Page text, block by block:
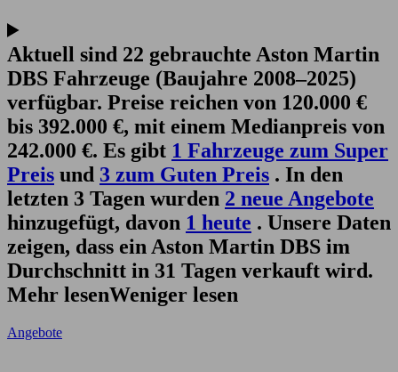
Aktuell sind 22 gebrauchte Aston Martin
DBS Fahrzeuge (Baujahre 2008–2025)
verfügbar. Preise reichen von 120.000 €
bis 392.000 €, mit einem Medianpreis von
242.000 €. Es gibt 1 Fahrzeuge zum Super
Preis und 3 zum Guten Preis . In den
letzten 3 Tagen wurden 2 neue Angebote
hinzugefügt, davon 1 heute . Unsere Daten
zeigen, dass ein Aston Martin DBS im
Durchschnitt in 31 Tagen verkauft wird.
Mehr lesenWeniger lesen
Angebote